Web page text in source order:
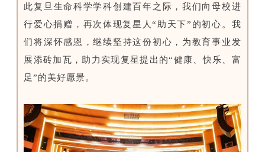
此复旦生命科学学科创建百年之际，我们向母校进
行爱心捐赠，再次体现复星人“助天下”的初心。我
们将深怀感恩，继续坚持这份初心，为教育事业发
展添砖加瓦，助力实现复星提出的“健康、快乐、富
足”的美好愿景。